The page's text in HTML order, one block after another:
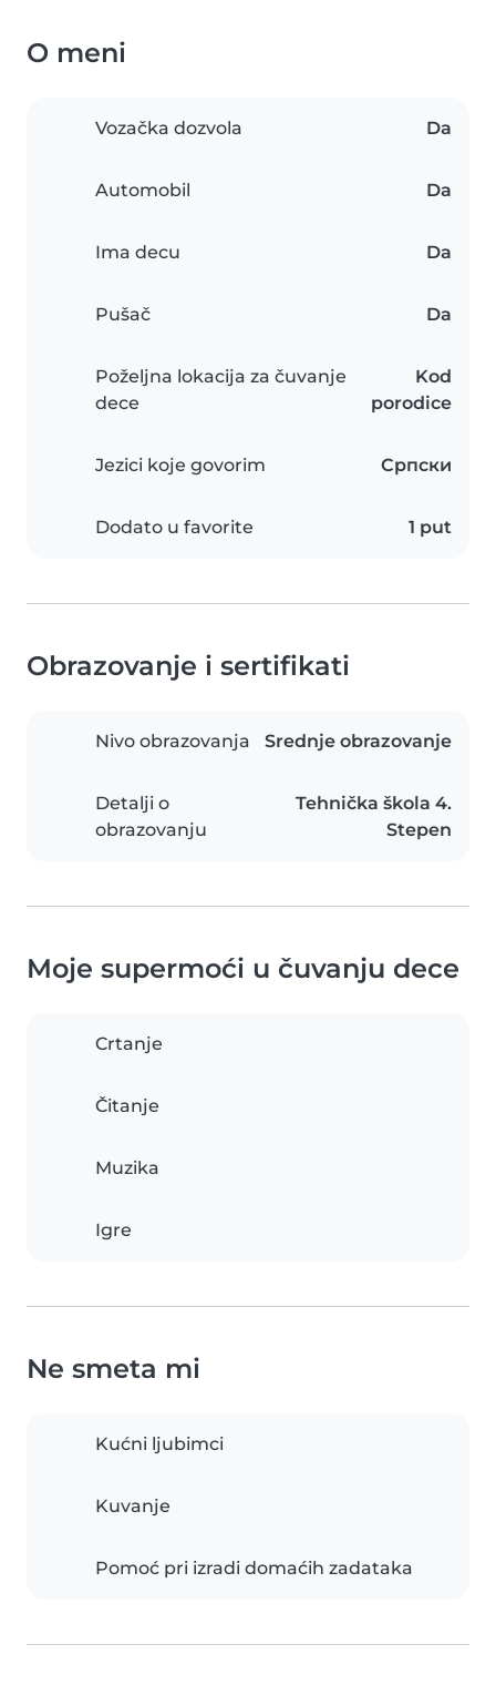
O meni
Vozačka dozvola Da
Automobil Da
Ima decu Da
Pušač Da
Poželjna lokacija za čuvanje
dece
Kod
porodice
Jezici koje govorim Српски
Dodato u favorite 1 put
Obrazovanje i sertifikati
Nivo obrazovanja Srednje obrazovanje
Detalji o
obrazovanju
Tehnička škola 4.
Stepen
Moje supermoći u čuvanju dece
Crtanje
Čitanje
Muzika
Igre
Ne smeta mi
Kućni ljubimci
Kuvanje
Pomoć pri izradi domaćih zadataka